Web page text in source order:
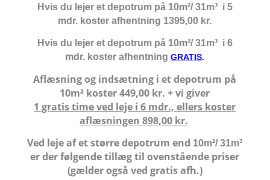
Hvis du lejer et depotrum på 10m²/ 31m³ i 5
mdr. koster afhentning 1395,00 kr.
Hvis du lejer et depotrum på 10m²/ 31m³ i 6
mdr. koster afhentning GRATIS.
Aflæsning og indsætning i et depotrum på
10m² koster 449,00 kr. + vi giver
1 gratis time ved leje i 6 mdr., ellers koster
aflæsningen 898,00 kr.
Ved leje af et større depotrum end 10m²/ 31m³
er der følgende tillæg til ovenstående priser
(gælder også ved gratis afh.)